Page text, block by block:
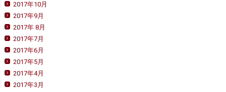
2017年10月
2017年9月
2017年 8月
2017年7月
2017年6月
2017年5月
2017年4月
2017年3月